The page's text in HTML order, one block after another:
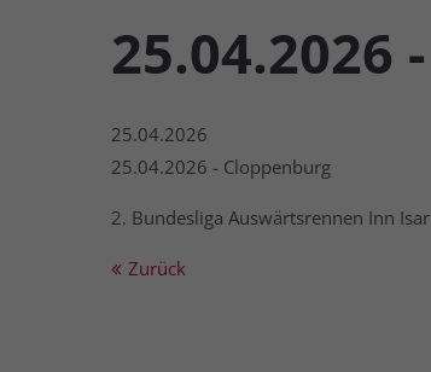
25.04.2026
25.04.2026
25.04.2026 - Cloppenburg
2. Bundesliga Auswärtsrennen Inn
Zurück